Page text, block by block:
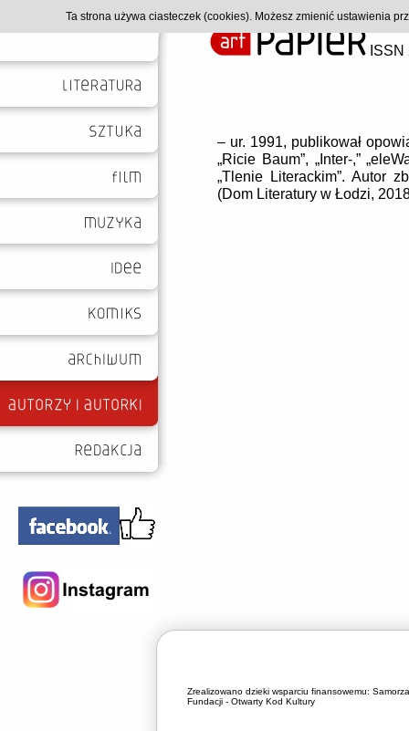
– ur. 1991, publikował
„Ricie Baum”, „Inter-,”
„Tlenie Literackim”. Autor
(Dom Literatury w Łodzi,
Zrealizowano dzieki wsparciu finansowemu:
Fundacji - Otwarty Kod Kultury
Ta strona używa ciasteczek (cookies). Możesz zmienić ustawienia